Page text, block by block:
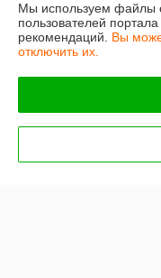
Доставка и оплата
График работы
Политика обработки
Мы используем файлы
пользователей
рекомендаций. Вы
отключить их.